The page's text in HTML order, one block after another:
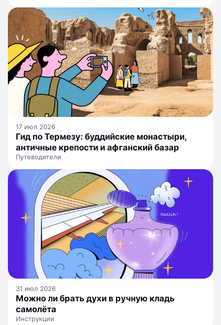
17 июл 2026
Гид по Термезу: буддийские монастыри,
античные крепости и афганский базар
Путеводители
31 июл 2026
Можно ли брать духи в ручную кладь
самолёта
Инструкции